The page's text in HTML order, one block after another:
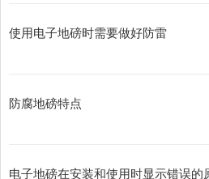
使用电子地磅时需要做好防雷
防腐地磅特点
电子地磅在安装和使用时显示错误的